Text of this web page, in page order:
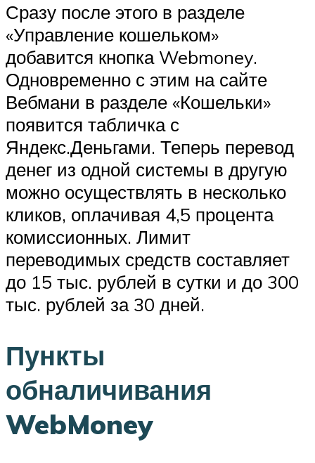
Сразу после этого в разделе
«Управление кошельком»
добавится кнопка Webmoney.
Одновременно с этим на сайте
Вебмани в разделе «Кошельки»
появится табличка с
Яндекс.Деньгами. Теперь перевод
денег из одной системы в другую
можно осуществлять в несколько
кликов, оплачивая 4,5 процента
комиссионных. Лимит
переводимых средств составляет
до 15 тыс. рублей в сутки и до 300
тыс. рублей за 30 дней.
Пункты
обналичивания
WebMoney